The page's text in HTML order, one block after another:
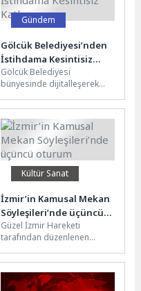
Gündem
Gölcük Belediyesi’nden
İstihdama Kesintisiz
Katkı
Gölcük Belediyesi
bünyesinde dijitalleşerek
Ofisi, iş arayan bireyleri
firmalarla buluşturarak
istihdam oluşturmada...
Kültür Sanat
İzmir’in Kamusal Mekan
Söyleşileri’nde üçüncü
oturum
Güzel İzmir Hareketi
tarafından düzenlenen
serisinin üçüncü buluşması
“Kentin Ritmi: Kamusal
Alanda...